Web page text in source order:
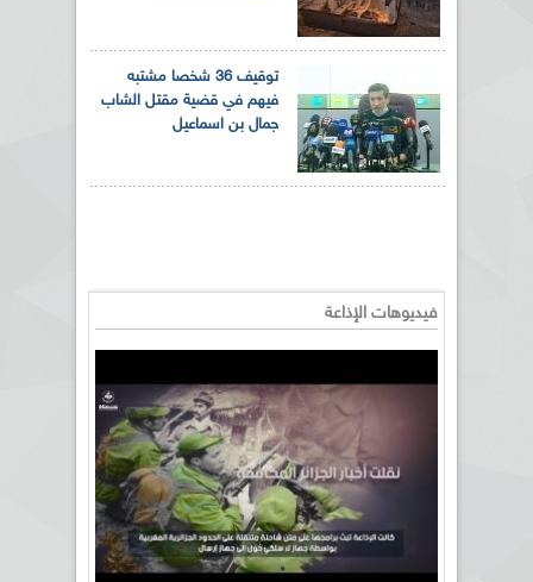
توقيف 36 شخصا مشتبه
فيهم في قضية مقتل الشاب
جمال بن اسماعيل
فيديوهات الإذاعة